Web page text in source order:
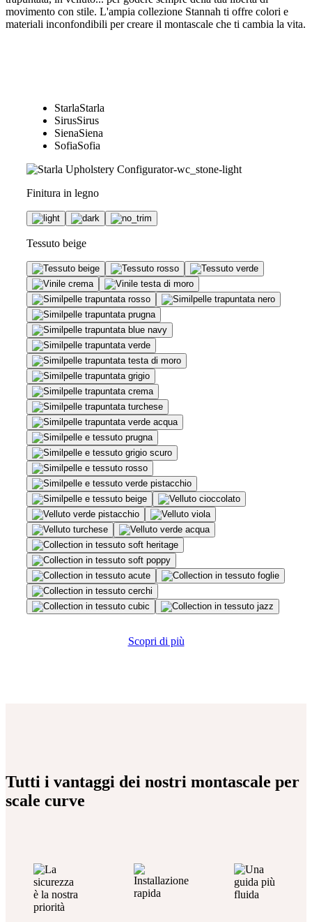
movimento con stile. L'ampia collezione Stannah ti offre colori e
materiali inconfondibili per creare il montascale che ti cambia la vita.
StarlaStarla
SirusSirus
SienaSiena
SofiaSofia
Finitura in legno
Tessuto beige
Scopri di più
Tutti i vantaggi dei nostri montascale per
scale curve